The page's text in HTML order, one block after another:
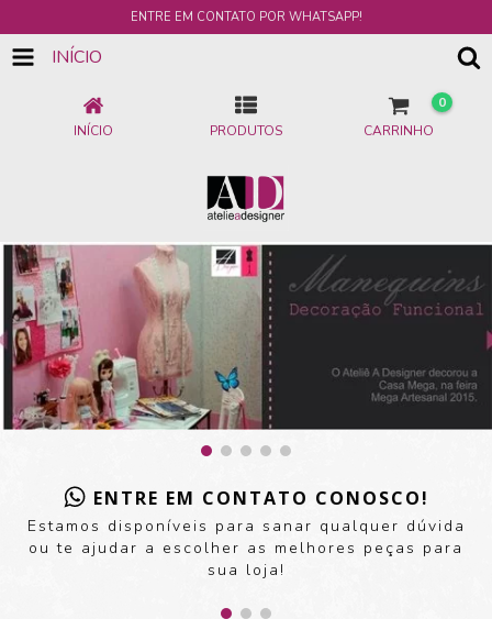
ENTRE EM CONTATO POR WHATSAPP!
INÍCIO
INÍCIO PRODUTOS CARRINHO
0
ENTRE EM CONTATO CONOSCO!
Estamos disponíveis para sanar qualquer dúvida
ou te ajudar a escolher as melhores peças para
sua loja!